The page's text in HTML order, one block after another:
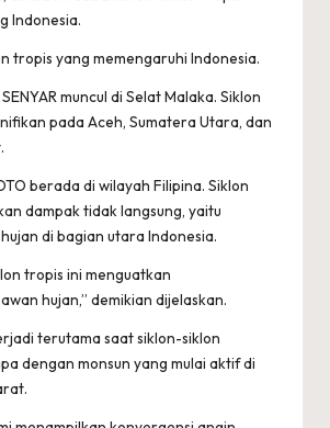
Indonesia.
tropis yang memengaruhi Indonesia.
muncul di Selat Malaka. Siklon
pada Aceh, Sumatera Utara, dan
berada di wilayah Filipina. Siklon
dampak tidak langsung, yaitu
di bagian utara Indonesia.
tropis ini menguatkan
hujan,” demikian dijelaskan.
terutama saat siklon-siklon
dengan monsun yang mulai aktif di